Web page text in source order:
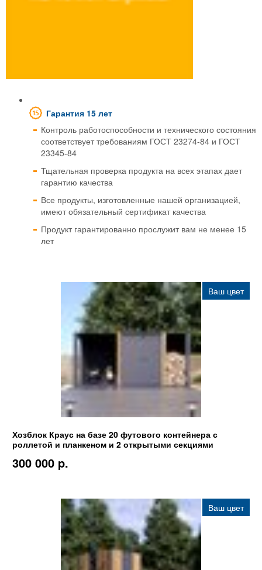
Гарантия 15 лет
Контроль работоспособности и технического состояния
соответствует требованиям ГОСТ 23274-84 и ГОСТ
23345-84
Тщательная проверка продукта на всех этапах дает
гарантию качества
Все продукты, изготовленные нашей организацией,
имеют обязательный сертификат качества
Продукт гарантированно прослужит вам не менее 15
лет
Ваш цвет
Хозблок Краус на базе 20 футового контейнера с
роллетой и планкеном и 2 открытыми секциями
300 000 p.
Ваш цвет